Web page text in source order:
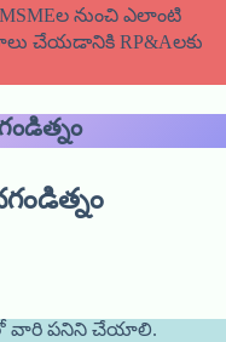
MSMEల నుంచి ఎలాంటి
చేయడానికి RP&Aలకు
వారి పనిని చేయాలి.